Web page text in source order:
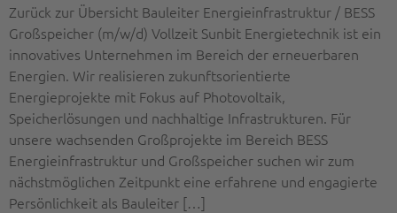
Zurück zur Übersicht Bauleiter Energieinfrastruktur / BESS
Großspeicher (m/w/d) Vollzeit Sunbit Energietechnik ist ein
innovatives Unternehmen im Bereich der erneuerbaren
Energien. Wir realisieren zukunftsorientierte
Energieprojekte mit Fokus auf Photovoltaik,
Speicherlösungen und nachhaltige Infrastrukturen. Für
unsere wachsenden Großprojekte im Bereich BESS
Energieinfrastruktur und Großspeicher suchen wir zum
nächstmöglichen Zeitpunkt eine erfahrene und engagierte
Persönlichkeit als Bauleiter […]